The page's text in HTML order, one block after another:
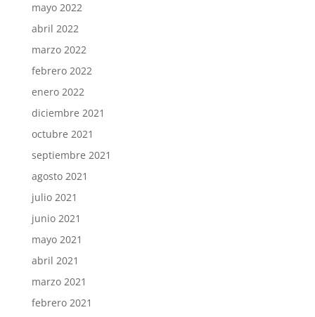
mayo 2022
abril 2022
marzo 2022
febrero 2022
enero 2022
diciembre 2021
octubre 2021
septiembre 2021
agosto 2021
julio 2021
junio 2021
mayo 2021
abril 2021
marzo 2021
febrero 2021